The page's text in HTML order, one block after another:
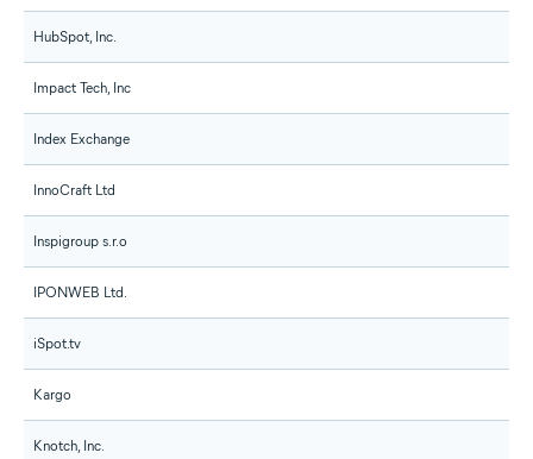
HubSpot, Inc.
Impact Tech, Inc
Index Exchange
InnoCraft Ltd
Inspigroup s.r.o
IPONWEB Ltd.
iSpot.tv
Kargo
Knotch, Inc.